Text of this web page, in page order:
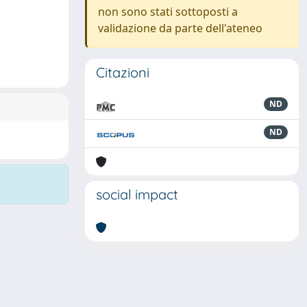
non sono stati sottoposti a
validazione da parte dell'ateneo
Citazioni
ND
ND
social impact